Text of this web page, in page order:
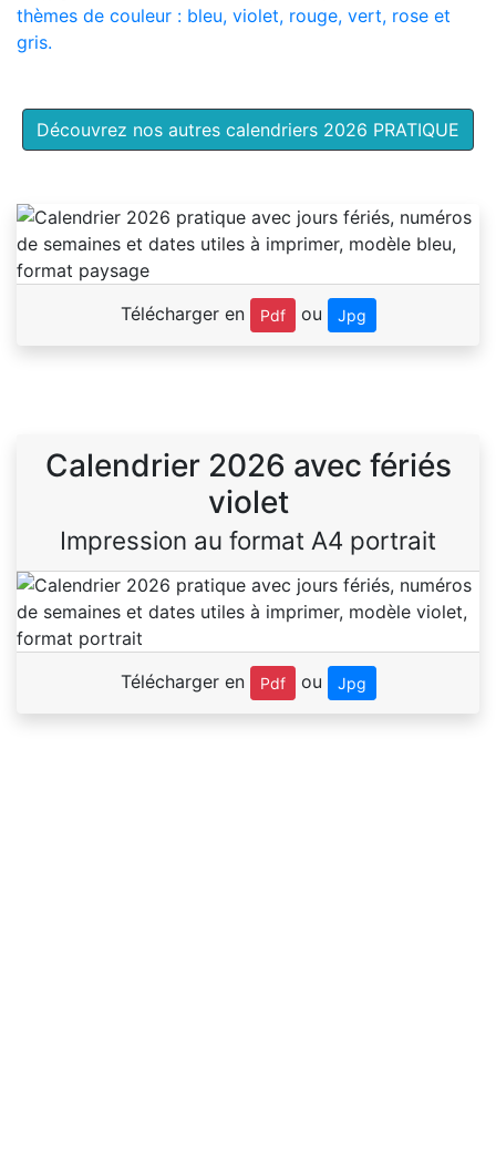
thèmes de couleur : bleu, violet, rouge, vert, rose et
gris.
Découvrez nos autres calendriers 2026 PRATIQUE
Télécharger en Pdf ou Jpg
Calendrier 2026 avec fériés
violet
Impression au format A4 portrait
Télécharger en Pdf ou Jpg